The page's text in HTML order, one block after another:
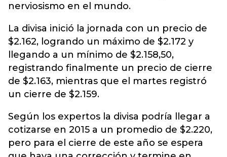
nerviosismo en el mundo.
La divisa inició la jornada con un precio de
$2.162, logrando un máximo de $2.172 y
llegando a un mínimo de $2.158,50,
registrando finalmente un precio de cierre
de $2.163, mientras que el martes registró
un cierre de $2.159.
Según los expertos la divisa podría llegar a
cotizarse en 2015 a un promedio de $2.220,
pero para el cierre de este año se espera